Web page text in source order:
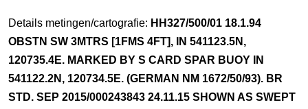
Details metingen/cartografie: HH327/500/01 18.1.94
OBSTN SW 3MTRS [1FMS 4FT], IN 541123.5N,
120735.4E. MARKED BY S CARD SPAR BUOY IN
541122.2N, 120734.5E. (GERMAN NM 1672/50/93). BR
STD. SEP 2015/000243843 24.11.15 SHOWN AS SWEPT